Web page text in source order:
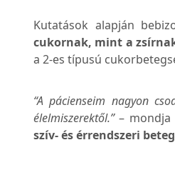
Kutatások alapján
cukornak, mint a
a 2-es típusú
“A pácienseim nagyon
élelmiszerektől.”– mondja
szív- és érrendszeri